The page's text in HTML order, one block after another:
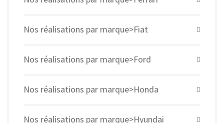
Nos réalisations par marque>Fiat
Nos réalisations par marque>Ford
Nos réalisations par marque>Honda
Nos réalisations par marque>Hyundai